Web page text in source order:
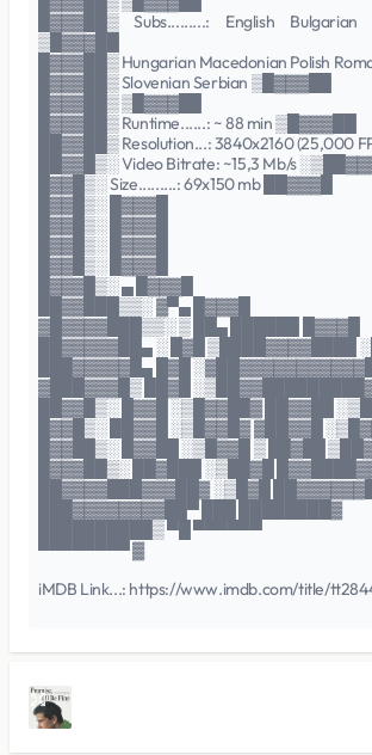
█▓▓▓██▒ Subs.........: English Bulgarian
▒█▓▓▓██
█▓▓▓██▒ Hungarian Macedonian Polish
█▓▓▓██▒ Slovenian Serbian ▒█▓▓▓██
█▓▓▓██▒ ▒█▓▓▓██
█▓▓▓██▒ Runtime......: ~ 88 min ▒█▓▓▓██
██▓▓██▒ Resolution...: 3840x2160 (25,000
██▓▓█▒░ Video Bitrate: ~15,3 Mb/s
█▓▓█▒░ Size.........: 69x150 mb ██▓▓▓█
█▓▓█▒░ █▓▓▓█
█▓▓█▒░ █▓▓▓█
█▓▓█▒░ █▓▓▓█
█▓▓█▒░ █▓▓▓█
█▓▓▓█▒░ ▄ █▓▓▓█
██▓▓███▒▒░ ▓▀▄ █▓▓▓█
▓█▓▓▓▓███▒▒░ ▒ ██▄ ██████ █▓▓▓█
██▓▓▓▓▓██▄ ░ █▓█ ▒████▓▓▓▓████
███▓▓▓▓▓█▄ █▓█
▓███▓▓▓█▒ ██▓█
██▓▓█▒░ █▓▓█ ░▒█▓▓██▓ ██▓▓██
█▓▓█▒░ ██▓▓█ ░▒█▓▓█▓ ▓██▓▓█
█▓▓██▒░ █▓▓██ ░▒█▓▓█ ▒ ██▓██
█▓▓▓██▒░ ██▓███ ░▒██▓█
██▓▓▓▓███▓▓▓██▓ ░▒█▓█
███▓▓▓▓▓▓▓▓██▀ ███ ████████▓
██████████▒ ▀█ ▀▀▀▀▀▀
▀▀▀▀▀▀▀▀ ▓
iMDB Link...: https://www.imdb.com/title/